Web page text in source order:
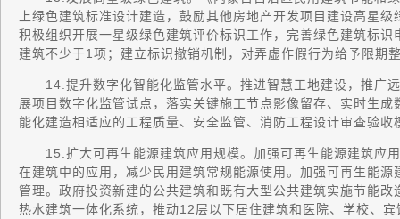
上绿色建筑标准设计建造，鼓励其他房地产开发项目建设高星
积极组织开展一星级绿色建筑评价标识工作，完善绿色建筑标
建筑不少于1项；建立标识撤销机制，对弄虚作假行为给予限期
14.提升数字化智能化监管水平。推进智慧工地建设，推广
展项目数字化监管试点，落实关键施工节点影像留存、实时生
能化建造相适应的工程质量、安全监管、消防工程设计审查验收
15.扩大可再生能源建筑应用规模。加强可再生能源建筑应
在建筑中的应用，减少民用建筑常规能源使用。加强可再生能
管理。政府投资新建的公共建筑和既有大型公共建筑实施节能
热水建筑一体化系统，推动12层以下居住建筑和医院、学校、